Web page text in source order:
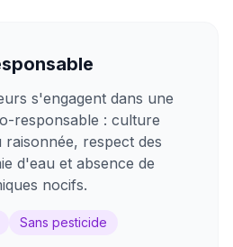
s'engagent dans une
responsable : culture
raisonnée, respect des
d'eau et absence de
nocifs.
Sans pesticide